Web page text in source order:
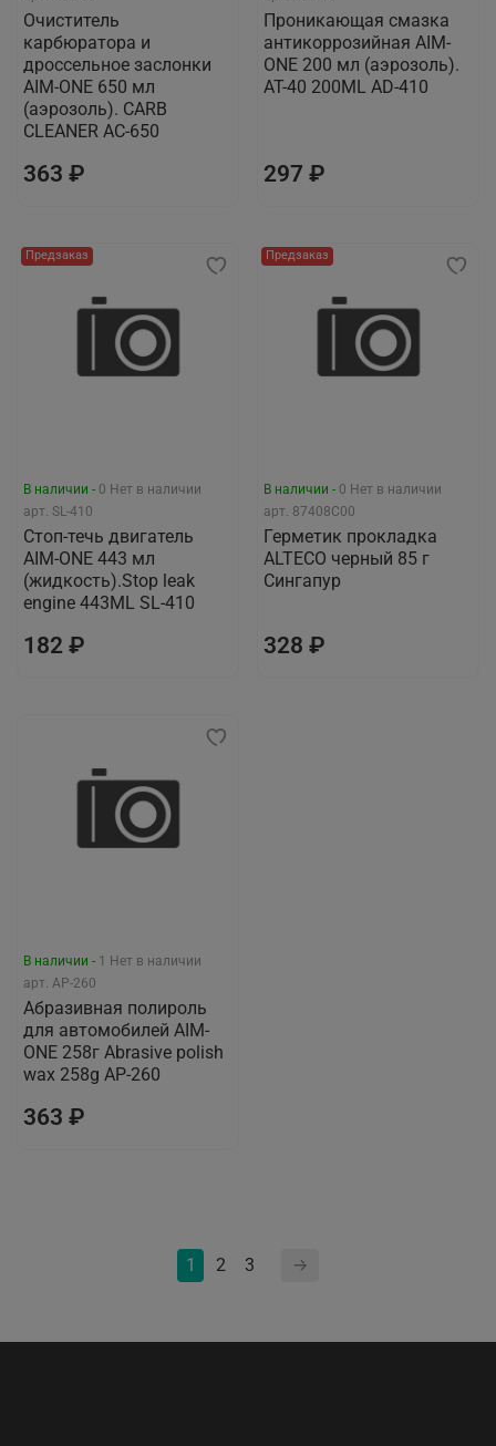
Очиститель
карбюратора и
дроссельное заслонки
AIM-ONE 650 мл
(аэрозоль). CARB
CLEANER AC-650
363 ₽
Проникающая смазка
антикоррозийная AIM-
ONE 200 мл (аэрозоль).
AT-40 200ML AD-410
297 ₽
Предзаказ
В наличии - 0 Нет в наличии
арт. SL-410
Стоп-течь двигатель
AIM-ONE 443 мл
(жидкость).Stop leak
engine 443ML SL-410
182 ₽
Предзаказ
В наличии - 0 Нет в наличии
арт. 87408С00
Герметик прокладка
ALTECO черный 85 г
Сингапур
328 ₽
В наличии - 1 Нет в наличии
арт. AP-260
Абразивная полироль
для автомобилей AIM-
ONE 258г Abrasive polish
wax 258g AP-260
363 ₽
1 2 3